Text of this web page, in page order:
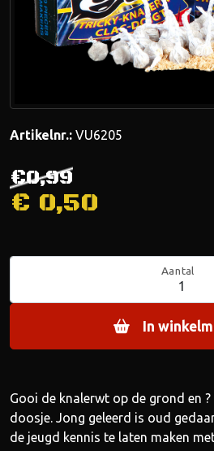
Artikelnr.: VU6205
€0,99
€ 0,50
Aantal
In
Gooi de knalerwt op de grond en ?
doosje. Jong geleerd is oud
de jeugd kennis te laten maken